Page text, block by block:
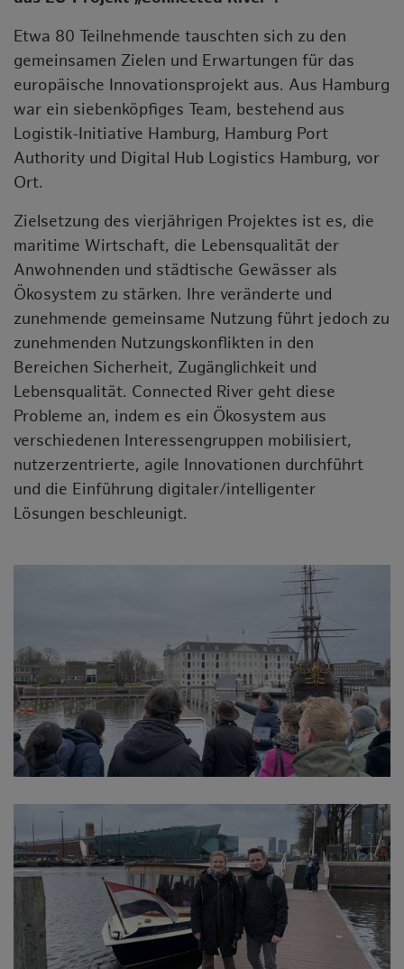
Etwa 80 Teilnehmende tauschten sich zu den
gemeinsamen Zielen und Erwartungen für das
europäische Innovationsprojekt aus. Aus Hamburg
war ein siebenköpfiges Team, bestehend aus
Logistik-Initiative Hamburg, Hamburg Port
Authority und Digital Hub Logistics Hamburg, vor
Ort.
Zielsetzung des vierjährigen Projektes ist es, die
maritime Wirtschaft, die Lebensqualität der
Anwohnenden und städtische Gewässer als
Ökosystem zu stärken. Ihre veränderte und
zunehmende gemeinsame Nutzung führt jedoch zu
zunehmenden Nutzungskonflikten in den
Bereichen Sicherheit, Zugänglichkeit und
Lebensqualität. Connected River geht diese
Probleme an, indem es ein Ökosystem aus
verschiedenen Interessengruppen mobilisiert,
nutzerzentrierte, agile Innovationen durchführt
und die Einführung digitaler/intelligenter
Lösungen beschleunigt.